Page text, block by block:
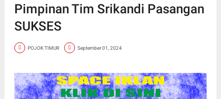
Pimpinan Tim Srikandi Pasangan
SUKSES
POJOK TIMUR September 01, 2024